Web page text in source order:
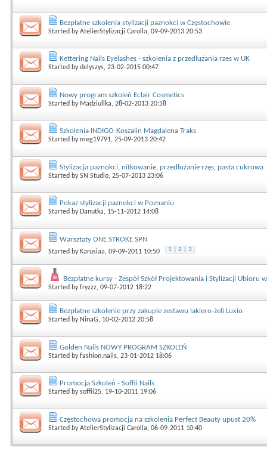
Bezpłatne szkolenia stylizacji paznokci w Częstochowie
Started byAtelierStylizacji Carolla, 09-09-2013 20:53
Kettering Nails Eyelashes - szkolenia z przedłużania rzes w UK
Started bydelyszys, 23-02-2015 00:47
Nowy program szkoleń Eclair Cosmetics
Started by Madziullka, 28-02-2013 20:58
Szkolenia INDIGO-Koszalin Magdalena Traks
Started bymeg19791, 25-09-2013 20:42
Stylizacja paznokci, nitkowanie, przedłużanie rzęs, pasta cukrowa
Started bySN Studio, 25-07-2013 23:06
Pokaz stylizacji paznokci w Poznaniu
Started by Danutka, 15-11-2012 14:08
Warsztaty ONE STROKE SPN
Started by Karusiaa, 09-09-2011 10:50 1 2 3
Bezpłatne kursy - Zespół Szkół Projektowania i Stylizacji Ubioru
Started byfryzzz, 09-07-2012 18:22
Bezpłatne szkolenie przy zakupie zestawu lakiero-żeli Luxio
Started byNinaG, 10-02-2012 20:58
Golden Nails NOWY PROGRAM SZKOLEŃ
Started byfashion.nails, 23-01-2012 18:06
Promocja Szkoleń - Soffii Nails
Started bysoffii25, 19-10-2011 19:06
Częstochowa promocja na szkolenia Perfect Beauty upust 20%
Started byAtelierStylizacji Carolla, 06-09-2011 10:40